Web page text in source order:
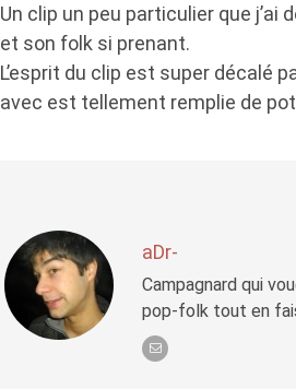
Un clip un peu particulier que
et son folk si prenant.
L’esprit du clip est super décalé
avec est tellement remplie de
aDr-
Campagnard qui
pop-folk tout en